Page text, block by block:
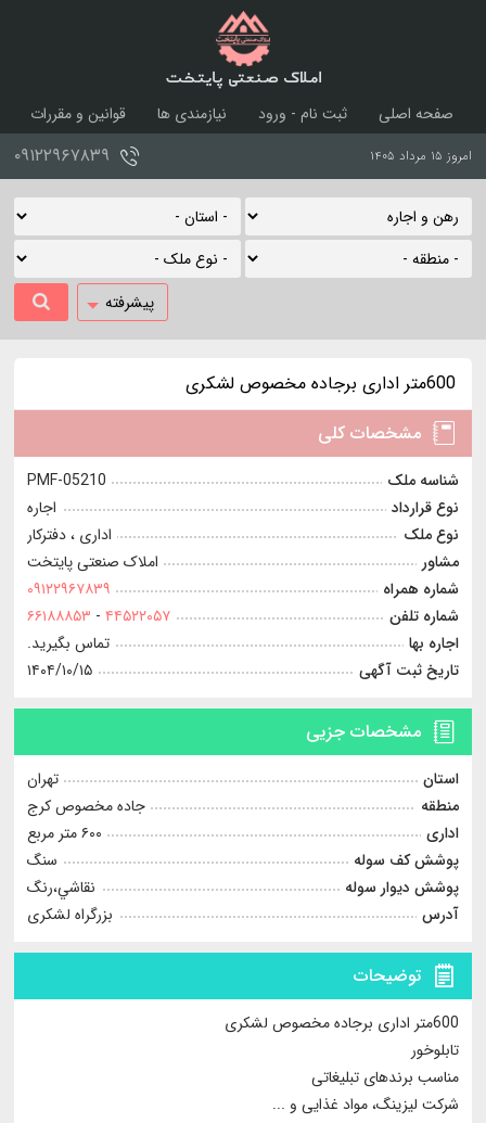
املاک صنعتی پایتخت
صفحه اصلی ثبت نام - ورود نیازمندی ها
قوانین و مقررات
امروز ۱۵ مرداد ۱۴۰۵ ۰۹۱۲۲۹۶۷۸۳۹
پیشرفته
600متر اداری برجاده مخصوص لشکری
مشخصات کلی
شناسه ملک
PMF-05210
نوع قرارداد
اجاره
نوع ملک
اداری ، دفترکار
مشاور
املاک صنعتی پایتخت
شماره همراه
۰۹۱۲۲۹۶۷۸۳۹
شماره تلفن
۴۴۵۲۲۰۵۷ - ۶۶۱۸۸۸۵۳
اجاره بها
تماس بگیرید.
تاریخ ثبت آگهی
۱۴۰۴/۱۰/۱۵
مشخصات جزیی
استان
تهران
منطقه
جاده مخصوص کرج
اداری
۶۰۰ متر مربع
پوشش کف سوله
سنگ
پوشش دیوار سوله
نقاشي،رنگ
آدرس
بزرگراه لشکری
توضیحات
600متر اداری برجاده مخصوص لشکری
تابلوخور
مناسب برندهای تبلیغاتی
شرکت ليزينگ، مواد غذایی و ...